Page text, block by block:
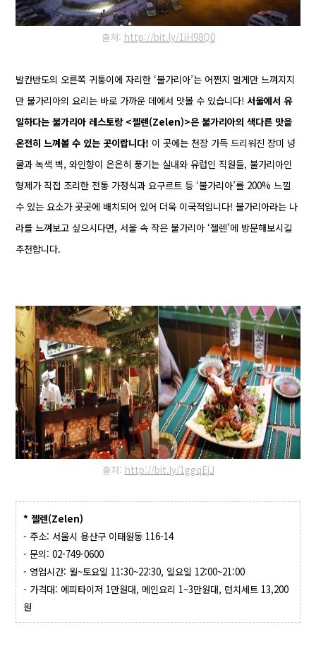
출처: http://bit.ly/1iH98Q0
발칸반도의 오른쪽 귀퉁이에 자리한 ‘불가리아’는 어쩐지 멀게만 느껴지지
만 불가리아의 요리는 바로 가까운 데에서 맛볼 수 있습니다!서울에서 유
일하다는 불가리아 레스토랑 <젤렌(Zelen)>은불가리아의 색다른 맛을
온전히 느껴볼 수 있는 곳이랍니다! 이 곳에는 천장 가득 드리워진 장미 넝
쿨과 녹색 벽, 와인향이 은은히 풍기는 실내와 유럽인 직원들, 불가리아인
형제가 직접 조리한 전통 가정식과 요구르트 등 ‘불가리아’를 200% 느낄
수 있는 요소가 곳곳에 배치되어 있어 더욱 이국적입니다! 불가리아라는 나
라를 느껴보고 싶으시다면, 서울 속 작은 불가리아 ‘젤렌’에 방문해보시길
추천합니다.
출처: http://bit.ly/1ggqEjJ
* 젤렌(Zelen)
- 주소: 서울시 용산구 이태원동 116-14
- 문의: 02-749-0600
- 영업시간: 월~토요일 11:30~22:30, 일요일 12:00~21:00
- 가격대: 에피타이저 1만원대, 메인요리 1~3만원대, 런치세트 13,200
원